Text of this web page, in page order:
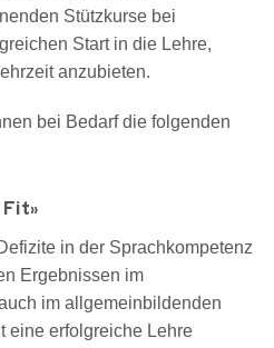
Stützkurse bei
Start in die Lehre,
anzubieten.
bei Bedarf die folgenden
in der Sprachkompetenz
Ergebnissen im
im allgemeinbildenden
eine erfolgreiche Lehre